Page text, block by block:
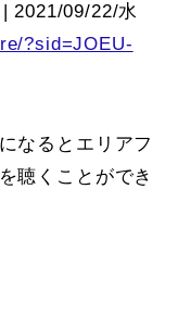
2021/09/22/水
?sid=JOEU-
なるとエリアフ
聴くことができ